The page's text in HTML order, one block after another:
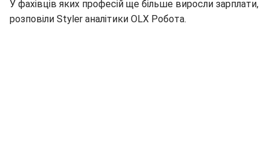
У фахівців яких професій ще більше виросли зарплати,
розповіли Styler аналітики OLX Робота.